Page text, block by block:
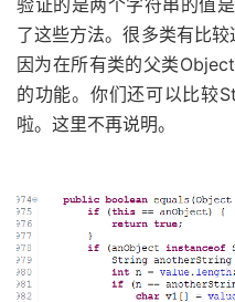
验证的是两个字符串的值
了这些方法。很多类有比较
因为在所有类的父类
的功能。你们还可以比较
啦。这里不再说明。